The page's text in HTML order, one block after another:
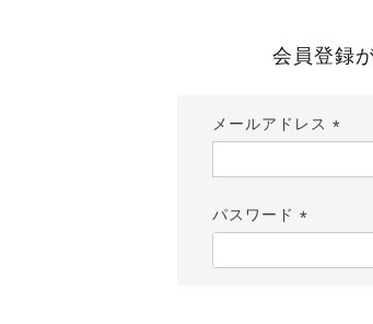
会員登録
メールアドレス
須)
パスワード
須)